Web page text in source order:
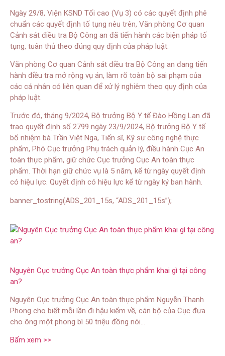
Ngày 29/8, Viện KSND Tối cao (Vụ 3) có các quyết định phê
chuẩn các quyết định tố tụng nêu trên, Văn phòng Cơ quan
Cảnh sát điều tra Bộ Công an đã tiến hành các biện pháp tố
tụng, tuân thủ theo đúng quy định của pháp luật.
Văn phòng Cơ quan Cảnh sát điều tra Bộ Công an đang tiến
hành điều tra mở rộng vụ án, làm rõ toàn bộ sai phạm của
các cá nhân có liên quan để xử lý nghiêm theo quy định của
pháp luật.
Trước đó, tháng 9/2024, Bộ trưởng Bộ Y tế Đào Hồng Lan đã
trao quyết định số 2799 ngày 23/9/2024, Bộ trưởng Bộ Y tế
bổ nhiệm bà Trần Việt Nga, Tiến sĩ, Kỹ sư công nghệ thực
phẩm, Phó Cục trưởng Phụ trách quản lý, điều hành Cục An
toàn thực phẩm, giữ chức Cục trưởng Cục An toàn thực
phẩm. Thời hạn giữ chức vụ là 5 năm, kể từ ngày quyết định
có hiệu lực. Quyết định có hiệu lực kể từ ngày ký ban hành.
banner_tostring(ADS_201_15s, “ADS_201_15s”);
Nguyên Cục trưởng Cục An toàn thực phẩm khai gì tại công
an?
Nguyên Cục trưởng Cục An toàn thực phẩm Nguyễn Thanh
Phong cho biết mỗi lần đi hậu kiểm về, cán bộ của Cục đưa
cho ông một phong bì 50 triệu đồng nói…
Bấm xem >>